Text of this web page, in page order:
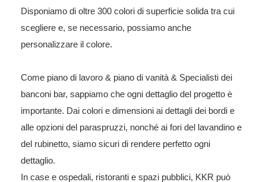
Disponiamo di oltre 300 colori di superficie solida tra cui
scegliere e, se necessario, possiamo anche
personalizzare il colore.
Come piano di lavoro & piano di vanità & Specialisti dei
banconi bar, sappiamo che ogni dettaglio del progetto è
importante. Dai colori e dimensioni ai dettagli dei bordi e
alle opzioni del paraspruzzi, nonché ai fori del lavandino e
del rubinetto, siamo sicuri di rendere perfetto ogni
dettaglio.
In case e ospedali, ristoranti e spazi pubblici, KKR può